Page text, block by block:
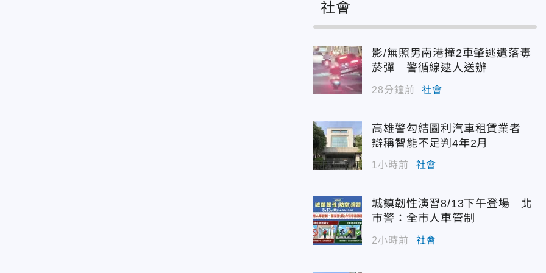
社會
影/無照男南港撞2車肇逃遺落毒
菸彈 警循線逮人送辦
28分鐘前 社會
高雄警勾結圖利汽車租賃業者
辯稱智能不足判4年2月
1小時前 社會
城鎮韌性演習8/13下午登場 北
市警：全市人車管制
2小時前 社會